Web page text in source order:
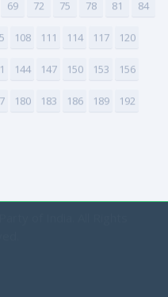
69 72 75 78 81 84
108 111 114 117 120
144 147 150 153 156
180 183 186 189 192